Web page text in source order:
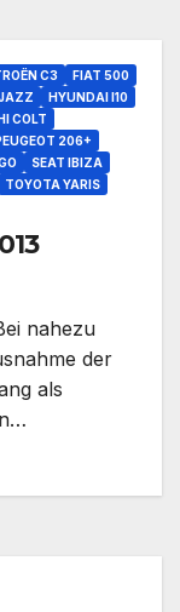
C3
FIAT 500
HYUNDAI I10
COLT
206+
SEAT IBIZA
TOYOTA YARIS
nahezu
der
als